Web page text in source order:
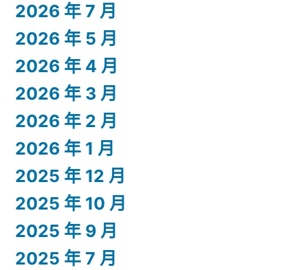
2026 年 7 月
2026 年 5 月
2026 年 4 月
2026 年 3 月
2026 年 2 月
2026 年 1 月
2025 年 12 月
2025 年 10 月
2025 年 9 月
2025 年 7 月